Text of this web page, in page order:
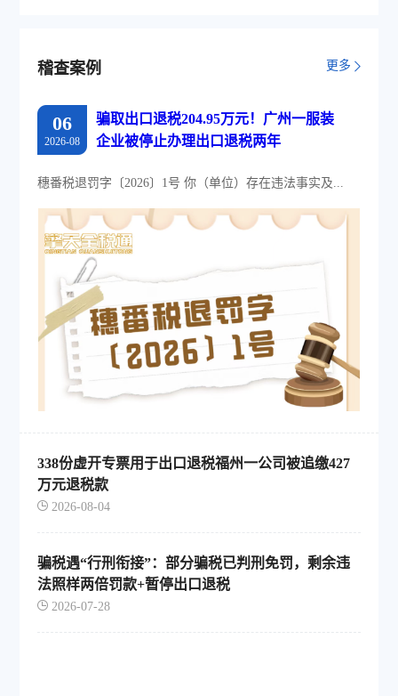
稽查案例 更多
06
2026-08
骗取出口退税204.95万元！广州一服装
企业被停止办理出口退税两年
穗番税退罚字〔2026〕1号 你（单位）存在违法事实及...
338份虚开专票用于出口退税福州一公司被追缴427
万元退税款
2026-08-04
骗税遇“行刑衔接”：部分骗税已判刑免罚，剩余违
法照样两倍罚款+暂停出口退税
2026-07-28